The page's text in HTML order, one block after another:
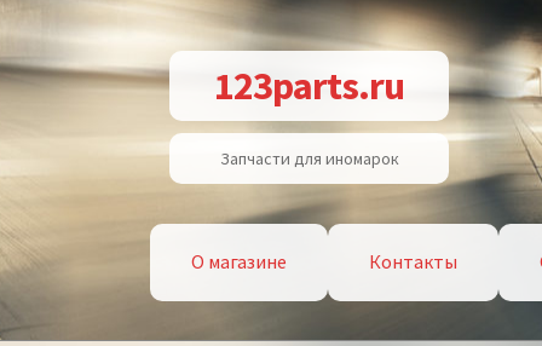
Перейти
к
навигации
Перейти
к
содержимому
123parts.ru
Запчасти для иномарок
О магазине Контакты